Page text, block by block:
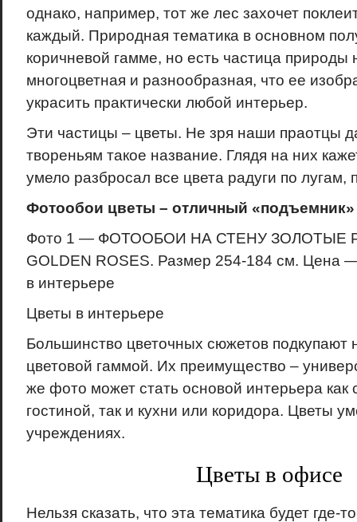
однако, например, тот же лес захочет
каждый. Природная тематика в основном
коричневой гамме, но есть частица природы
многоцветная и разнообразная, что ее
украсить практически любой интерьер.
Эти частицы – цветы. Не зря наши праотцы
твореньям такое название. Глядя на них
умело разбросал все цвета радуги по
Фотообои цветы – отличный «подъемник»
Фото 1 — ФОТООБОИ НА СТЕНУ ЗОЛОТЫЕ
GOLDEN ROSES. Размер 254-184 см. Цена
в интерьере
Цветы в интерьере
Большинство цветочных сюжетов подкупают
цветовой гаммой. Их преимущество –
же фото может стать основой интерьера как
гостиной, так и кухни или коридора. Цветы
учреждениях.
Цветы в офисе
Нельзя сказать, что эта тематика будет где-